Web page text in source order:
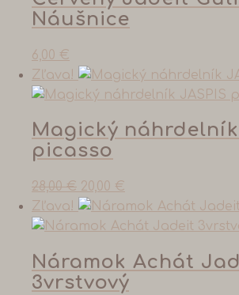
Náušnice
6,00 €
Zľava!
Magický náhrdelník
picasso
28,00€ 20,00 €
Zľava!
Náramok Achát
3vrstvový